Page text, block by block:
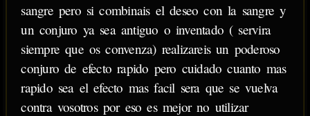
sangre pero si combinais el deseo con la sangre y
un conjuro ya sea antiguo o inventado ( servira
siempre que os convenza) realizareis un poderoso
conjuro de efecto rapido pero cuidado cuanto mas
rapido sea el efecto mas facil sera que se vuelva
contra vosotros por eso es mejor no utilizar